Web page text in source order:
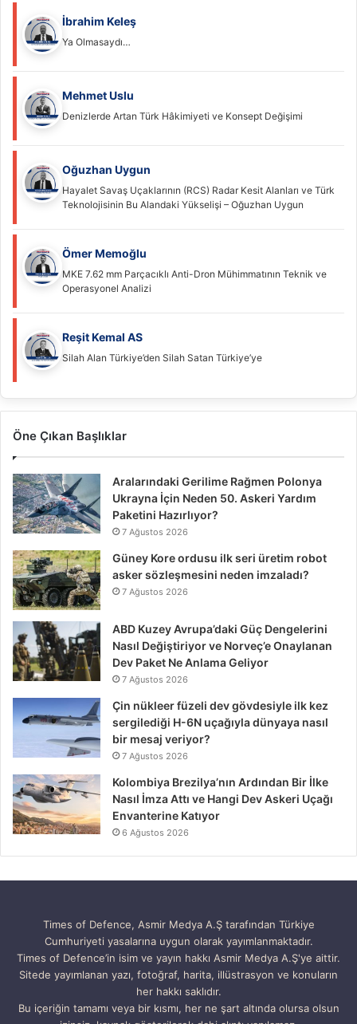
İbrahim Keleş
Ya Olmasaydı…
Mehmet Uslu
Denizlerde Artan Türk Hâkimiyeti ve Konsept Değişimi
Oğuzhan Uygun
Hayalet Savaş Uçaklarının (RCS) Radar Kesit Alanları ve Türk
Teknolojisinin Bu Alandaki Yükselişi – Oğuzhan Uygun
Ömer Memoğlu
MKE 7.62 mm Parçacıklı Anti-Dron Mühimmatının Teknik ve
Operasyonel Analizi
Reşit Kemal AS
Silah Alan Türkiye’den Silah Satan Türkiye’ye
Öne Çıkan Başlıklar
Aralarındaki Gerilime Rağmen Polonya
Ukrayna İçin Neden 50. Askeri Yardım
Paketini Hazırlıyor?
7 Ağustos 2026
Güney Kore ordusu ilk seri üretim robot
asker sözleşmesini neden imzaladı?
7 Ağustos 2026
ABD Kuzey Avrupa’daki Güç Dengelerini
Nasıl Değiştiriyor ve Norveç’e Onaylanan
Dev Paket Ne Anlama Geliyor
7 Ağustos 2026
Çin nükleer füzeli dev gövdesiyle ilk kez
sergilediği H-6N uçağıyla dünyaya nasıl
bir mesaj veriyor?
7 Ağustos 2026
Kolombiya Brezilya’nın Ardından Bir İlke
Nasıl İmza Attı ve Hangi Dev Askeri Uçağı
Envanterine Katıyor
6 Ağustos 2026
Times of Defence, Asmir Medya A.Ş tarafından Türkiye
Cumhuriyeti yasalarına uygun olarak yayımlanmaktadır.
Times of Defence’in isim ve yayın hakkı Asmir Medya A.Ş'ye aittir.
Sitede yayımlanan yazı, fotoğraf, harita, illüstrasyon ve konuların
her hakkı saklıdır.
Bu içeriğin tamamı veya bir kısmı, her ne şart altında olursa olsun